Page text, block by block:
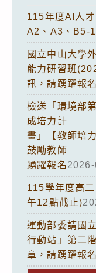
115年度AI人
A2、A3、B5-
國立中山大學
能力研習班
訊，請踴躍報
檢送「環境部
成培力計
畫」【教師培
鼓勵教師
踴躍報名
115學年度高
午12點截止)
運動部委請國
行動站」第二
章，請踴躍報